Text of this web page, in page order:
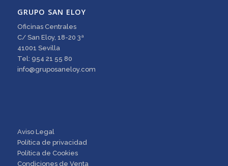
GRUPO SAN ELOY
Oficinas Centrales
C/ San Eloy, 18-20 3ª
41001 Sevilla
Tel: 954 21 55 80
info@gruposaneloy.com
Aviso Legal
Política de privacidad
Política de Cookies
Condiciones de Venta